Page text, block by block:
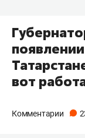
вот
Комментарии